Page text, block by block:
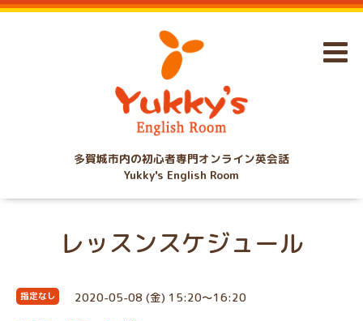
多賀城市内の初心者専門オンライン英会話
Yukky's English Room
レッスンスケジュール
指定なし 2020-05-08 (金) 15:20～16:20